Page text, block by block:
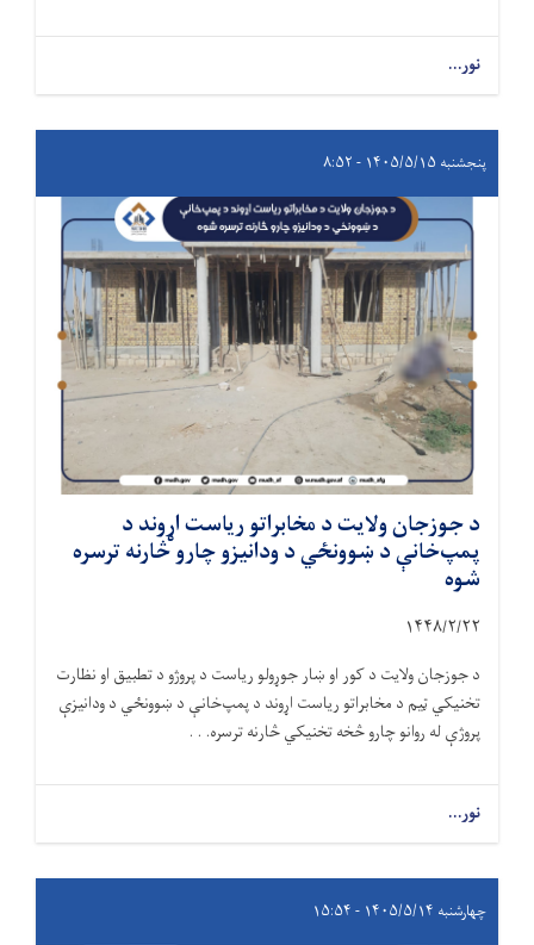
نور...
پنجشنبه ۱۴۰۵/۵/۱۵ - ۸:۵۲
د جوزجان ولایت د مخابراتو ریاست اړوند د
پمپ‌خانې د ښوونځي د ودانیزو چارو څارنه ترسره
شوه
۱۴۴۸/۲/۲۲
د جوزجان ولایت د کور او ښار جوړولو ریاست د پروژو د تطبیق او نظارت
تخنیکي ټیم د مخابراتو ریاست اړوند د پمپ‌خانې د ښوونځي د ودانیزې
پروژې له روانو چارو څخه تخنیکي څارنه ترسره. . .
نور...
چهارشنبه ۱۴۰۵/۵/۱۴ - ۱۵:۵۴